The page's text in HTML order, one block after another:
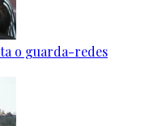
o guarda-redes